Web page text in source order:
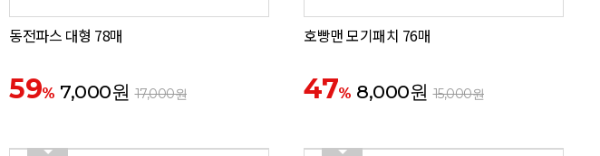
동전파스 대형 78매
59% 7,000원17,000원
호빵맨 모기패치 76매
47% 8,000원15,000원